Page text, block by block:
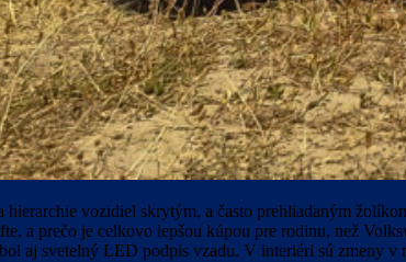
hierarchie vozidiel skrytým, a často prehliadaným
a prečo je celkovo lepšou kúpou pre rodinu, než
aj svetelný LED podpis vzadu. V interiéri sú zmeny